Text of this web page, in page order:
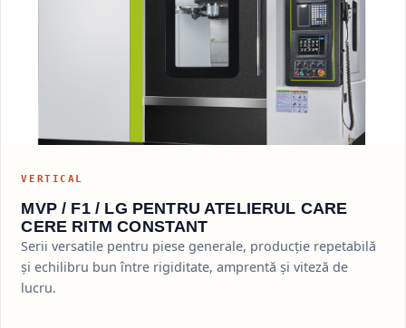
VERTICAL
MVP / F1 / LG PENTRU ATELIERUL CARE
CERE RITM CONSTANT
Serii versatile pentru piese generale, producție repetabilă
și echilibru bun între rigiditate, amprentă și viteză de
lucru.